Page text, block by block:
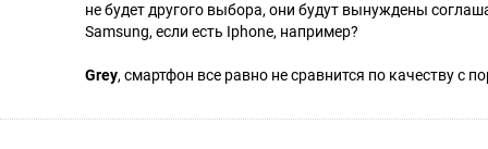
не будет другого выбора, они будут вынуждены
Samsung, если есть Iphone, например?
Grey, смартфон все равно не сравнится по качеству с